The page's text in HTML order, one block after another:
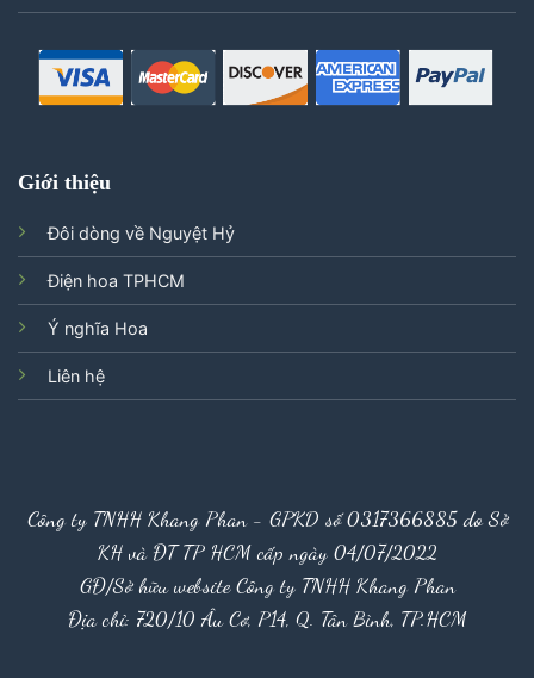
Giới thiệu
Đôi dòng về Nguyệt Hỷ
Điện hoa TPHCM
Ý nghĩa Hoa
Liên hệ
Công ty TNHH Khang Phan - GPKD số 0317366885 do Sở
KH và ĐT TP HCM cấp ngày 04/07/2022
GĐ/Sở hữu website Công ty TNHH Khang Phan
Địa chỉ: 720/10 Âu Cơ, P14, Q. Tân Bình, TP.HCM